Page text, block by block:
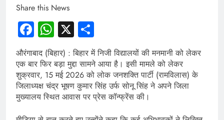
Share this News
Facebook
WhatsApp
X
औरंगाबाद (बिहार) : बिहार में निजी विद्यालयों की मनमानी को लेकर
एक बार फिर बड़ा मुद्दा सामने आया है। इसी मामले को लेकर
शुक्रवार, 15 मई 2026 को लोक जनशक्ति पार्टी (रामविलास) के
जिलाध्यक्ष चंद्र भूषण कुमार सिंह उर्फ सोनू सिंह ने अपने जिला
मुख्यालय स्थित आवास पर प्रेस कॉन्फ्रेंस की।